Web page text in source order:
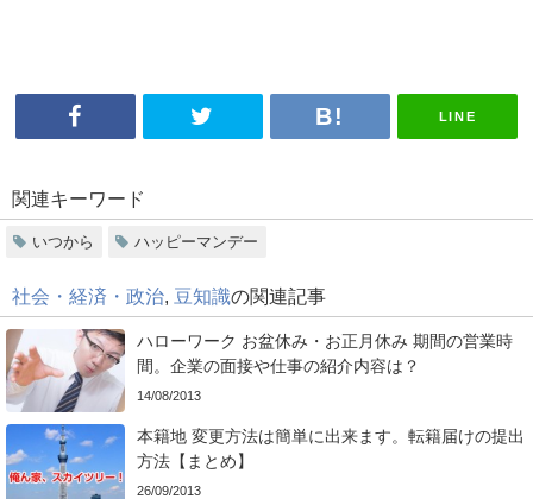
LINE
関連キーワード
いつから ハッピーマンデー
社会・経済・政治 豆知識の関連記事
ハローワーク お盆休み・お正月休み 期間の営業時
間。企業の面接や仕事の紹介内容は？
14/08/2013
本籍地 変更方法は簡単に出来ます。転籍届けの提出
方法【まとめ】
26/09/2013